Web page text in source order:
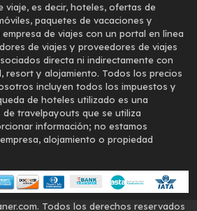
es decir, hoteles, ofertas de
paquetes de vacaciones y
de viajes con un portal en línea
de viajes y proveedores de viajes
directa ni indirectamente con
resort y alojamiento. Todos los precios
incluyen todos los impuestos y
de hoteles utilizado es una
travelpayouts que se utiliza
información; no estamos
alojamiento o propiedad
Todos los derechos reservados